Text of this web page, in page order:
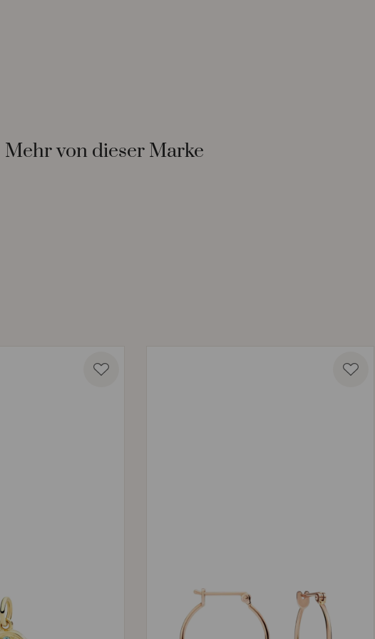
Mehr von dieser Marke